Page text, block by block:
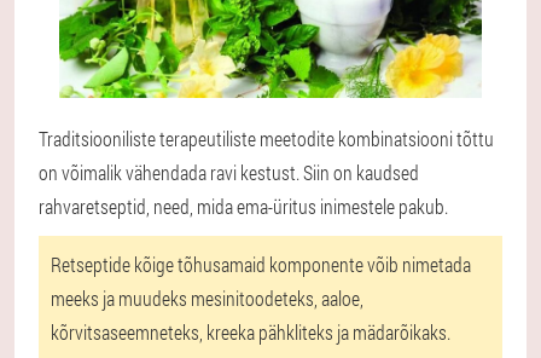
Traditsiooniliste terapeutiliste meetodite kombinatsiooni tõttu
on võimalik vähendada ravi kestust. Siin on kaudsed
rahvaretseptid, need, mida ema-üritus inimestele pakub.
Retseptide kõige tõhusamaid komponente võib nimetada
meeks ja muudeks mesinitoodeteks, aaloe,
kõrvitsaseemneteks, kreeka pähkliteks ja mädarõikaks.